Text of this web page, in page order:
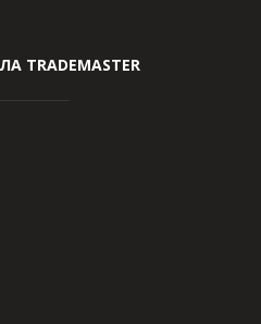
TRADEMASTER